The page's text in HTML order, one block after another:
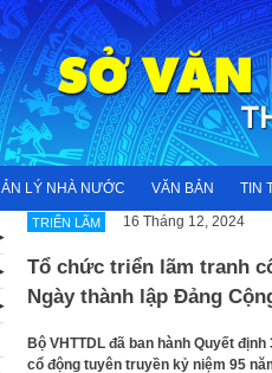
LÝ NHÀ NƯỚC VĂN BẢN TIN
TRIỂN LÃM 16 Tháng 12, 2024
Tổ chức triển lãm tranh
Ngày thành lập Đảng
Bộ VHTTDL đã ban hành Quyết
cổ động tuyên truyền kỷ niệm 95